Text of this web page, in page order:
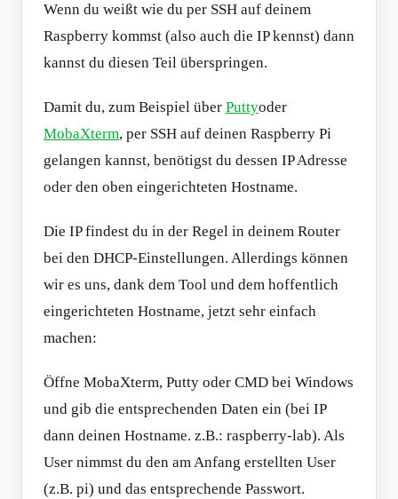
Wenn du weißt wie du per SSH auf deinem
Raspberry kommst (also auch die IP kennst) dann
kannst du diesen Teil überspringen.
Damit du, zum Beispiel über Puttyoder
MobaXterm, per SSH auf deinen Raspberry Pi
gelangen kannst, benötigst du dessen IP Adresse
oder den oben eingerichteten Hostname.
Die IP findest du in der Regel in deinem Router
bei den DHCP-Einstellungen. Allerdings können
wir es uns, dank dem Tool und dem hoffentlich
eingerichteten Hostname, jetzt sehr einfach
machen:
Öffne MobaXterm, Putty oder CMD bei Windows
und gib die entsprechenden Daten ein (bei IP
dann deinen Hostname. z.B.: raspberry-lab). Als
User nimmst du den am Anfang erstellten User
(z.B. pi) und das entsprechende Passwort.